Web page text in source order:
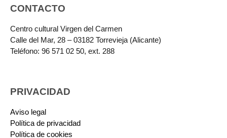
CONTACTO
Centro cultural Virgen del Carmen
Calle del Mar, 28 – 03182 Torrevieja (Alicante)
Teléfono: 96 571 02 50, ext. 288
PRIVACIDAD
Aviso legal
Política de privacidad
Política de cookies